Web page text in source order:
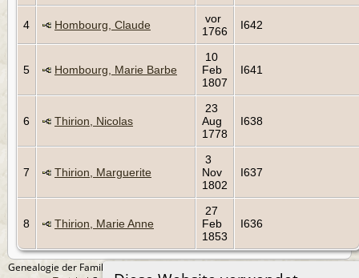
4 Hombourg, Claude
vor
1766
I642
5 Hombourg, Marie Barbe
10
Feb
1807
I641
6 Thirion, Nicolas
23
Aug
1778
I638
7 Thirion, Marguerite
3
Nov
1802
I637
8 Thirion, Marie Anne
27
Feb
1853
I636
Genealogie der Familie Treichel aus Berlin. - erstellt und betreut von